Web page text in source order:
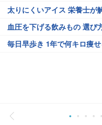
太りにくいアイス 栄養士が
血圧を下げる飲みもの 選び
毎日早歩き 1年で何キロ痩